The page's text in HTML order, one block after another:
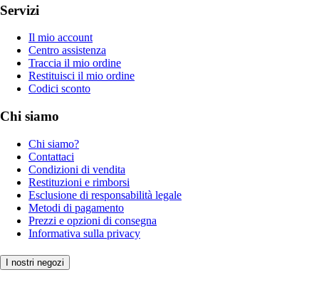
Servizi
Il mio account
Centro assistenza
Traccia il mio ordine
Restituisci il mio ordine
Codici sconto
Chi siamo
Chi siamo?
Contattaci
Condizioni di vendita
Restituzioni e rimborsi
Esclusione di responsabilità legale
Metodi di pagamento
Prezzi e opzioni di consegna
Informativa sulla privacy
I nostri negozi